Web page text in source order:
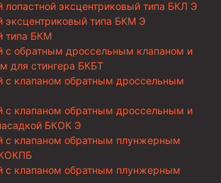
эксцентриковый типа БКЛ Э
эксцентриковый типа БКМ Э
типа БКМ
с обратным дроссельным клапаном и
для стингера БКБТ
с клапаном обратным дроссельным
с клапаном обратным дроссельным и
БКОК Э
с клапаном обратным плунжерным
с клапаном обратным плунжерным